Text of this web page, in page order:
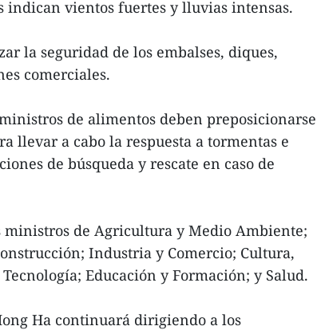
indican vientos fuertes y lluvias intensas.
la seguridad de los embalses, diques,
comerciales.
de alimentos deben preposicionarse
llevar a cabo la respuesta a tormentas e
de búsqueda y rescate en caso de
ministros de Agricultura y Medio Ambiente;
Industria y Comercio; Cultura,
Educación y Formación; y Salud.
Ha continuará dirigiendo a los